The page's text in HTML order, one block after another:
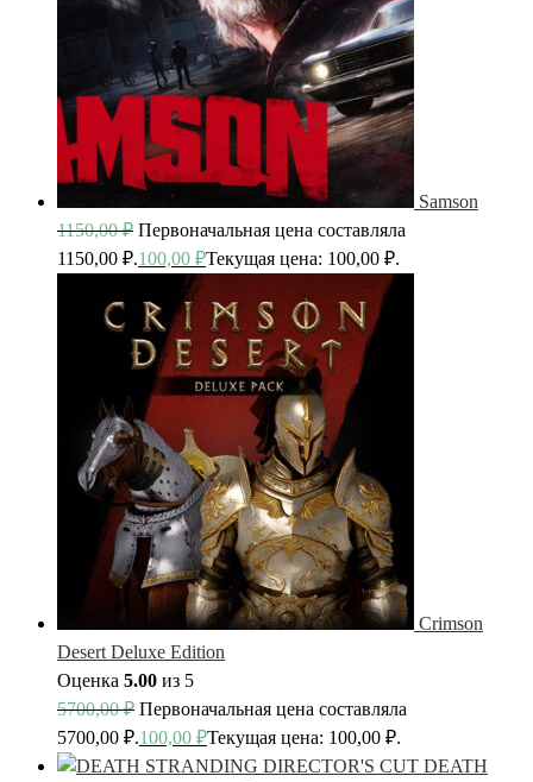
Samson
1150,00₽ Первоначальная цена составляла
1150,00 ₽.100,00 ₽Текущая цена: 100,00 ₽.
Crimson
Desert Deluxe Edition
Оценка 5.00 из 5
5700,00₽ Первоначальная цена составляла
5700,00 ₽.100,00 ₽Текущая цена: 100,00 ₽.
DEATH